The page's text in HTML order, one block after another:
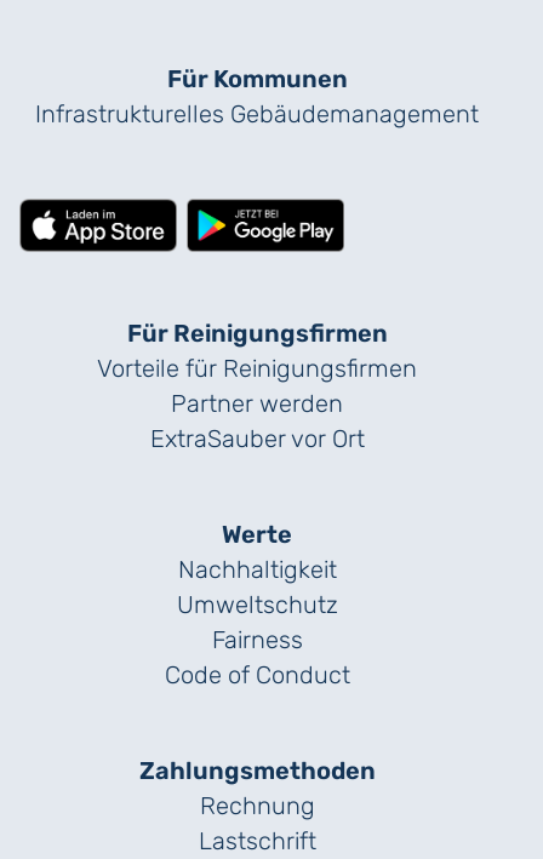
Für Kommunen
Infrastrukturelles Gebäude­management
Für Reinigungs­firmen
Vorteile für Reinigungs­firmen
Partner werden
ExtraSauber vor Ort
Werte
Nachhaltigkeit
Umweltschutz
Fairness
Code of Conduct
Zahlungs­methoden
Rechnung
Lastschrift